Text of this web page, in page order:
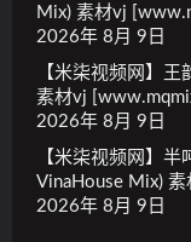
Mix) 素材vj
2026年 8月 9日
【米柒视频网】
素材vj
2026年 8月 9日
【米柒视频网】
VinaHouse Mix)
2026年 8月 9日